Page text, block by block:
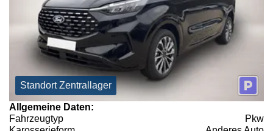
Standort Zentrallager
Allgemeine Daten:
Fahrzeugtyp
Pkw